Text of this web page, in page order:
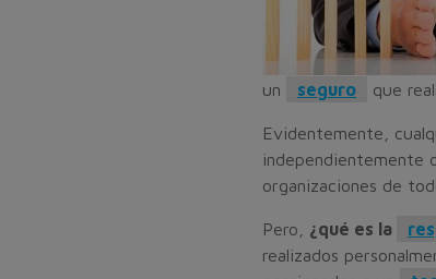
un
seguro que
Evidentemente,
independientemente
organizaciones de
Pero, ¿qué es la
realizados